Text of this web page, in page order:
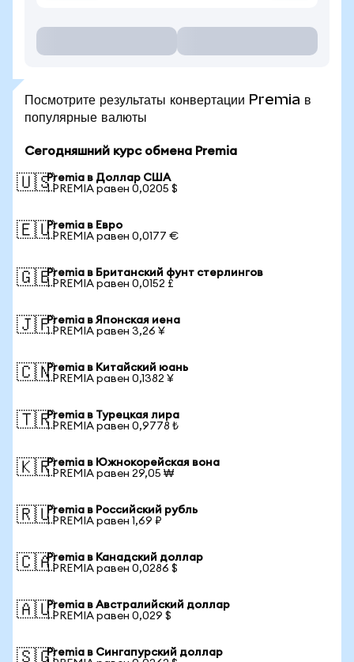
Посмотрите результаты конвертации Premia в
популярные валюты
Сегодняшний курс обмена Premia
🇺🇸Premia в Доллар США
1 PREMIA равен 0,0205 $
🇪🇺Premia в Евро
1 PREMIA равен 0,0177 €
🇬🇧Premia в Британский фунт стерлингов
1 PREMIA равен 0,0152 £
🇯🇵Premia в Японская иена
1 PREMIA равен 3,26 ¥
🇨🇳Premia в Китайский юань
1 PREMIA равен 0,1382 ¥
🇹🇷Premia в Турецкая лира
1 PREMIA равен 0,9778 ₺
🇰🇷Premia в Южнокорейская вона
1 PREMIA равен 29,05 ₩
🇷🇺Premia в Российский рубль
1 PREMIA равен 1,69 ₽
🇨🇦Premia в Канадский доллар
1 PREMIA равен 0,0286 $
🇦🇺Premia в Австралийский доллар
1 PREMIA равен 0,029 $
🇸🇬Premia в Сингапурский доллар